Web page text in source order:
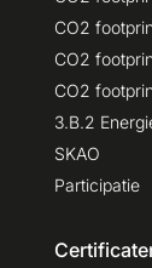
CO2
CO2
CO2
3.B.2
SKAO
Participatie